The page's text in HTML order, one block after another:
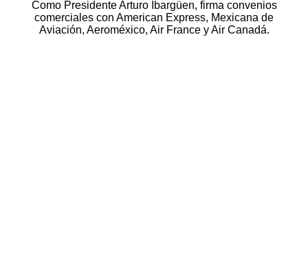
Como Presidente Arturo Ibargüen, firma convenios
comerciales con American Express, Mexicana de
Aviación, Aeroméxico, Air France y Air Canadá.